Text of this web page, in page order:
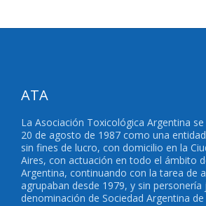
ATA
La Asociación Toxicológica Argentina
20 de agosto de 1987 como una
sin fines de lucro, con domicilio en la
Aires, con actuación en todo el ámbito
Argentina, continuando con la tarea de
agrupaban desde 1979, y sin personería
denominación de Sociedad Argentina